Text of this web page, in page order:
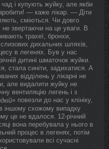
і купують жуйку, але якби
— каже лікар. — Діти
сміються. Чи довго
не звертаючи на це уваги. В
трахеї, бронхи,
слизових дихальних шляхів,
в легенях. Був у нас
дитині шматочок жуйки.
стала синіти, задихатися. А
відділень у лікарні не
але видалити жуйку не
вентиляцію легень і з
» повезли до нас у клініку,
іншому схожому випадку
це не вдалося. 12-річний
вона перебувала у нього в
процес в легенях, потім
всі сучасні